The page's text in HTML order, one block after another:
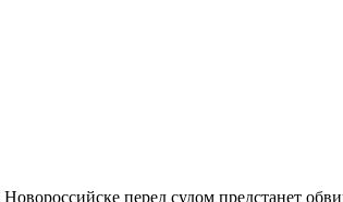
перед судом предстанет